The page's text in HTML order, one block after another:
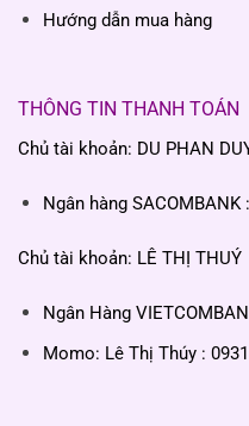
Hướng dẫn mua hàng
THÔNG TIN THANH TOÁN
Chủ tài khoản: DU PHAN
Ngân hàng SACOMBANK
Chủ tài khoản: LÊ THỊ THUÝ
Ngân Hàng
Momo: Lê Thị Thúy :